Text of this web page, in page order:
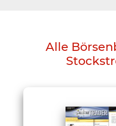
Alle